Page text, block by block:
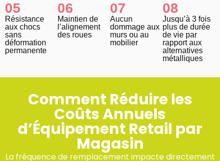
05
Résistance
aux chocs
sans
déformation
permanente
06
Maintien de
l’alignement
des roues
07
Aucun
dommage aux
murs ou au
mobilier
08
Jusqu’à 3 fois
plus de durée
de vie par
rapport aux
alternatives
métalliques
Comment Réduire les
Coûts Annuels
d’Équipement Retail par
Magasin
La fréquence de remplacement impacte directement